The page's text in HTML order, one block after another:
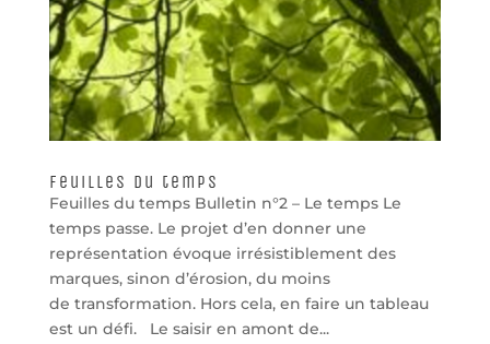
Feuilles du temps
Feuilles du temps Bulletin n°2 – Le temps Le
temps passe. Le projet d’en donner une
représentation évoque irrésistiblement des
marques, sinon d’érosion, du moins
de transformation. Hors cela, en faire un tableau
est un défi. Le saisir en amont de...